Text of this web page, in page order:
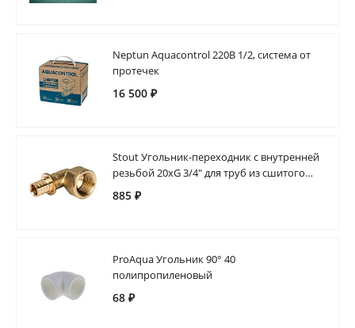
Neptun Aquacontrol 220В 1/2, система от
протечек
16 500 ₽
Stout Угольник-переходник с внутренней
резьбой 20xG 3/4" для труб из сшитого
полиэтилена аксиальный
885 ₽
ProAqua Угольник 90° 40
полипропиленовый
68 ₽